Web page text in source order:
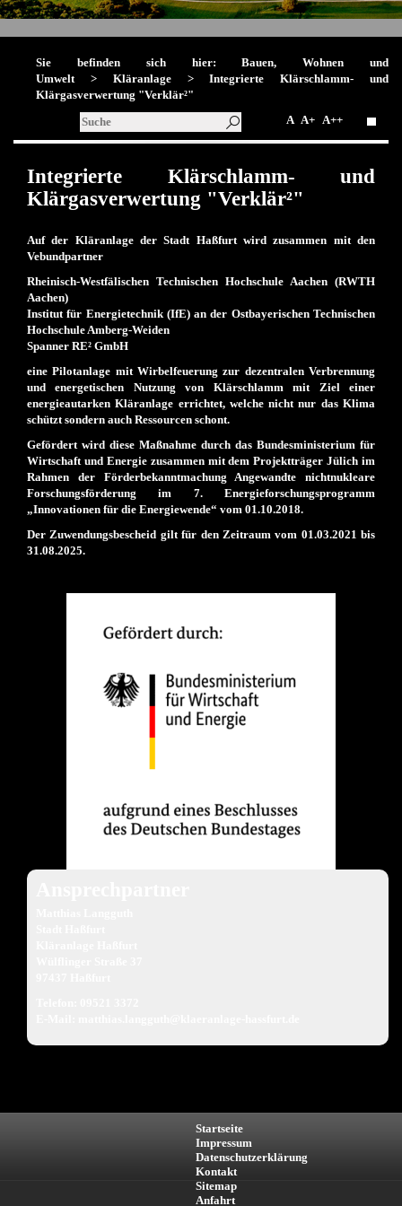
Sie befinden sich hier:Bauen, Wohnen und
Umwelt> Kläranlage> Integrierte Klärschlamm- und
Klärgasverwertung "Verklär²"
A A+ A++
Integrierte Klärschlamm- und
Klärgasverwertung "Verklär²"
Auf der Kläranlage der Stadt Haßfurt wird zusammen mit den
Vebundpartner
Rheinisch-Westfälischen Technischen Hochschule Aachen (RWTH
Aachen)
Institut für Energietechnik (IfE) an der Ostbayerischen Technischen
Hochschule Amberg-Weiden
Spanner RE² GmbH
einePilotanlage mit Wirbelfeuerung zur dezentralen Verbrennung
und energetischen Nutzung von Klärschlammmit Ziel einer
energieautarken Kläranlage errichtet, welche nicht nur das Klima
schützt sondern auch Ressourcen schont.
Gefördert wird diese Maßnahme durch das Bundesministerium für
Wirtschaft und Energie zusammen mit demProjektträger Jülich im
Rahmen der Förderbekanntmachung Angewandte nichtnukleare
Forschungsförderung im 7. Energieforschungsprogramm
„Innovationen für die Energiewende“ vom 01.10.2018.
Der Zuwendungsbescheid gilt für den Zeitraum vom 01.03.2021 bis
31.08.2025.
Startseite
Impressum
Datenschutzerklärung
Kontakt
Sitemap
Anfahrt